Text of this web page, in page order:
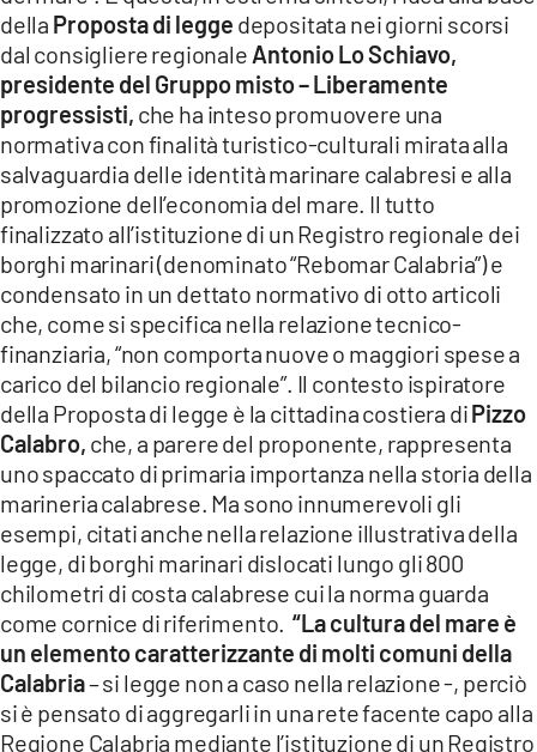
App
ANDROID
APPLE
della Proposta di legge depositata nei giorni scorsi
dal consigliere regionale Antonio Lo Schiavo,
presidente del Gruppo misto – Liberamente
progressisti, che ha inteso promuovere una
normativa con finalità turistico-culturali mirata alla
salvaguardia delle identità marinare calabresi e alla
promozione dell’economia del mare. Il tutto
finalizzato all’istituzione di un Registro regionale dei
borghi marinari (denominato “Rebomar Calabria”) e
condensato in un dettato normativo di otto articoli
che, come si specifica nella relazione tecnico-
finanziaria, “non comporta nuove o maggiori spese a
carico del bilancio regionale”. Il contesto ispiratore
della Proposta di legge è la cittadina costiera diPizzo
Calabro, che, a parere del proponente, rappresenta
uno spaccato di primaria importanza nella storia della
marineria calabrese. Ma sono innumerevoli gli
esempi, citati anche nella relazione illustrativa della
legge, di borghi marinari dislocati lungo gli 800
chilometri di costa calabrese cui la norma guarda
come cornice di riferimento. “La cultura del mare è
un elemento caratterizzante di molti comuni della
Calabria– si legge non a caso nella relazione -, perciò
si è pensato di aggregarli in una rete facente capo alla
Regione Calabria mediante l’istituzione di un Registro